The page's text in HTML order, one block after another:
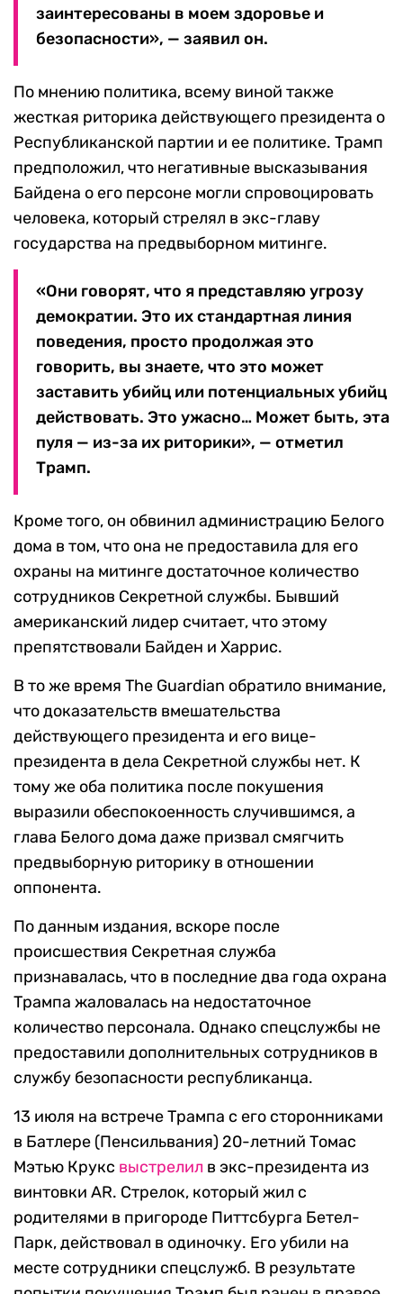
заинтересованы в моем здоровье и
безопасности», — заявил он.
По мнению политика, всему виной также
жесткая риторика действующего президента о
Республиканской партии и ее политике. Трамп
предположил, что негативные высказывания
Байдена о его персоне могли спровоцировать
человека, который стрелял в экс-главу
государства на предвыборном митинге.
«Они говорят, что я представляю угрозу
демократии. Это их стандартная линия
поведения, просто продолжая это
говорить, вы знаете, что это может
заставить убийц или потенциальных убийц
действовать. Это ужасно… Может быть, эта
пуля — из-за их риторики», — отметил
Трамп.
Кроме того, он обвинил администрацию Белого
дома в том, что она не предоставила для его
охраны на митинге достаточное количество
сотрудников Секретной службы. Бывший
американский лидер считает, что этому
препятствовали Байден и Харрис.
В то же время The Guardian обратило внимание,
что доказательств вмешательства
действующего президента и его вице-
президента в дела Секретной службы нет. К
тому же оба политика после покушения
выразили обеспокоенность случившимся, а
глава Белого дома даже призвал смягчить
предвыборную риторику в отношении
оппонента.
По данным издания, вскоре после
происшествия Секретная служба
признавалась, что в последние два года охрана
Трампа жаловалась на недостаточное
количество персонала. Однако спецслужбы не
предоставили дополнительных сотрудников в
службу безопасности республиканца.
13 июля на встрече Трампа с его сторонниками
в Батлере (Пенсильвания) 20-летний Томас
Мэтью Крукс выстрелил в экс-президента из
винтовки AR. Стрелок, который жил с
родителями в пригороде Питтсбурга Бетел-
Парк, действовал в одиночку. Его убили на
месте сотрудники спецслужб. В результате